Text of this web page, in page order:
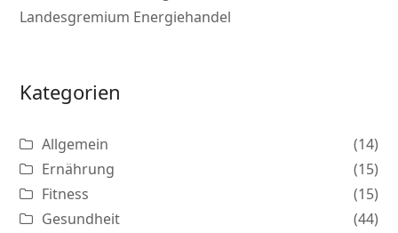
Landesgremium Energiehandel
Kategorien
Allgemein
(14)
Ernährung
(15)
Fitness
(15)
Gesundheit
(44)